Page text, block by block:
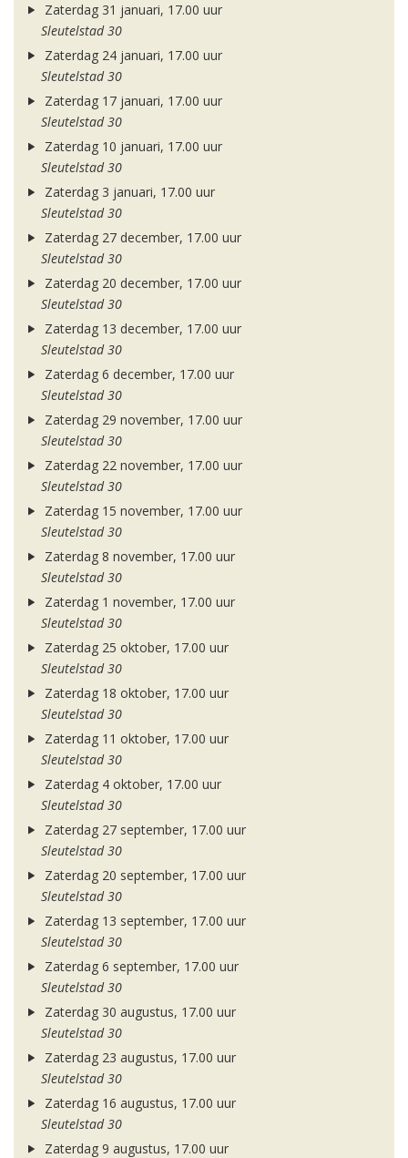
Zaterdag 31 januari, 17.00 uur
Sleutelstad 30
Zaterdag 24 januari, 17.00 uur
Sleutelstad 30
Zaterdag 17 januari, 17.00 uur
Sleutelstad 30
Zaterdag 10 januari, 17.00 uur
Sleutelstad 30
Zaterdag 3 januari, 17.00 uur
Sleutelstad 30
Zaterdag 27 december, 17.00 uur
Sleutelstad 30
Zaterdag 20 december, 17.00 uur
Sleutelstad 30
Zaterdag 13 december, 17.00 uur
Sleutelstad 30
Zaterdag 6 december, 17.00 uur
Sleutelstad 30
Zaterdag 29 november, 17.00 uur
Sleutelstad 30
Zaterdag 22 november, 17.00 uur
Sleutelstad 30
Zaterdag 15 november, 17.00 uur
Sleutelstad 30
Zaterdag 8 november, 17.00 uur
Sleutelstad 30
Zaterdag 1 november, 17.00 uur
Sleutelstad 30
Zaterdag 25 oktober, 17.00 uur
Sleutelstad 30
Zaterdag 18 oktober, 17.00 uur
Sleutelstad 30
Zaterdag 11 oktober, 17.00 uur
Sleutelstad 30
Zaterdag 4 oktober, 17.00 uur
Sleutelstad 30
Zaterdag 27 september, 17.00 uur
Sleutelstad 30
Zaterdag 20 september, 17.00 uur
Sleutelstad 30
Zaterdag 13 september, 17.00 uur
Sleutelstad 30
Zaterdag 6 september, 17.00 uur
Sleutelstad 30
Zaterdag 30 augustus, 17.00 uur
Sleutelstad 30
Zaterdag 23 augustus, 17.00 uur
Sleutelstad 30
Zaterdag 16 augustus, 17.00 uur
Sleutelstad 30
Zaterdag 9 augustus, 17.00 uur